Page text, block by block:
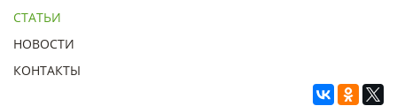
СТАТЬИ
НОВОСТИ
КОНТАКТЫ